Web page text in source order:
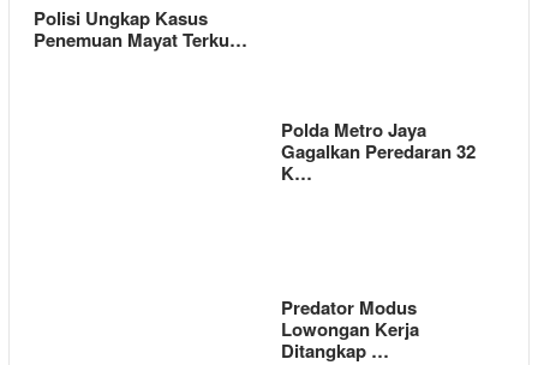
Polisi Ungkap Kasus
Penemuan Mayat Terku…
Polda Metro Jaya
Gagalkan Peredaran 32
K…
Predator Modus
Lowongan Kerja
Ditangkap …